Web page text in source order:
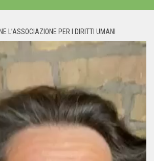
L’ASSOCIAZIONE PER I DIRITTI UMANI